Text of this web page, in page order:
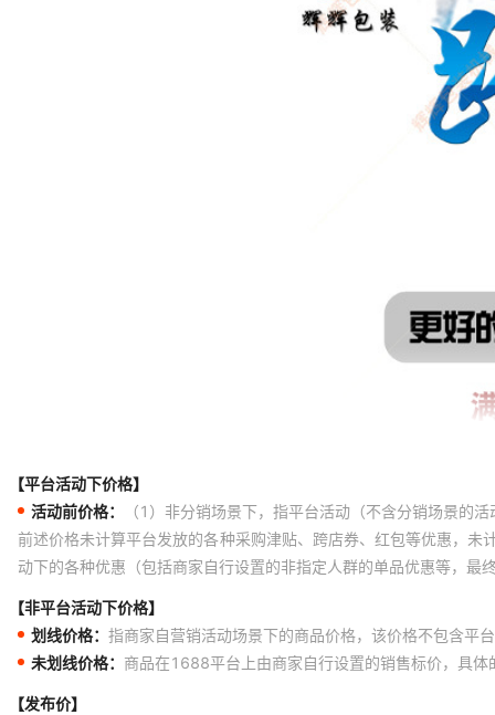
【平台活动下价格】
活动前价格：
（1）非分销场景下，指平台活动（不含分销场景的
前述价格未计算平台发放的各种采购津贴、跨店券、红包等优惠，
动下的各种优惠（包括商家自行设置的非指定人群的单品优惠等，
【非平台活动下价格】
划线价格： 指商家自营销活动场景下的商品价格，该价格不包含平
未划线价格： 商品在1688平台上由商家自行设置的销售标价，具
【发布价】